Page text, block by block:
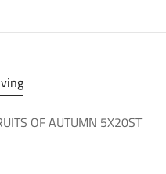
OF AUTUMN 5X20ST